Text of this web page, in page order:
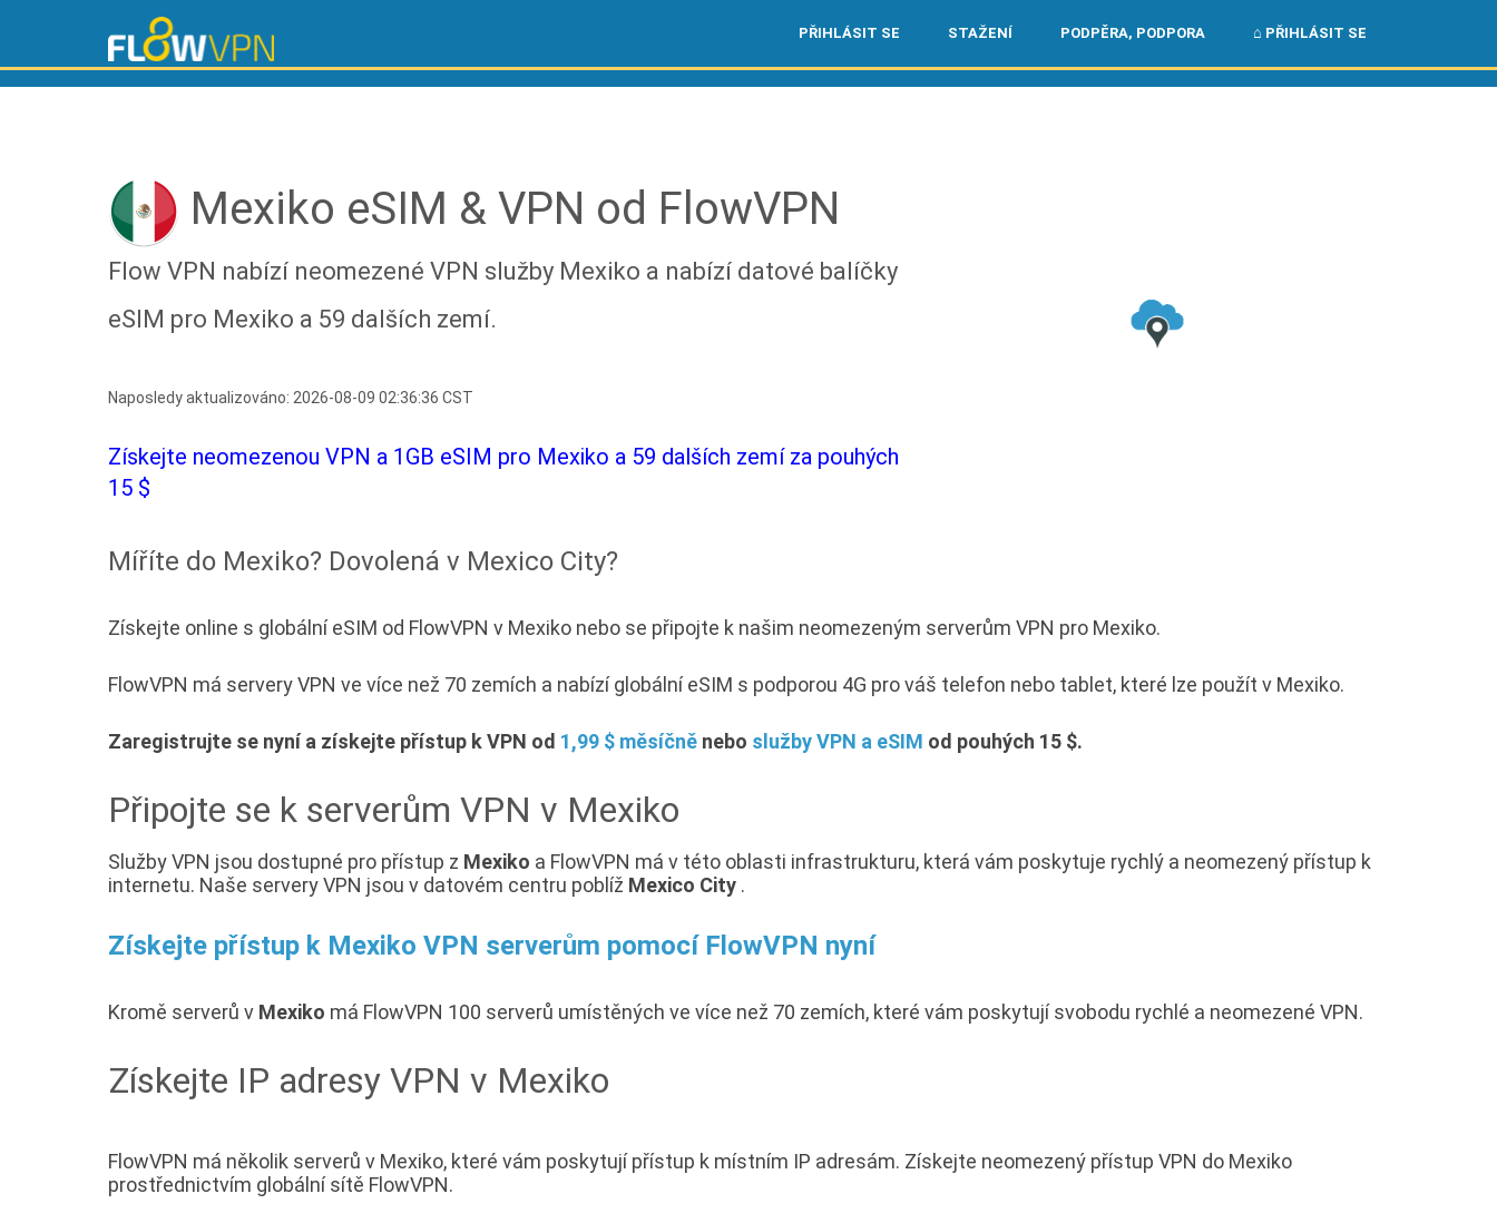
PŘIHLÁSIT SE STAŽENÍ PODPĚRA, PODPORA ⌂ PŘIHLÁSIT SE
Mexiko eSIM & VPN od FlowVPN
Flow VPN nabízí neomezené VPN služby Mexiko a nabízí datové balíčky
eSIM pro Mexiko a 59 dalších zemí.
Naposledy aktualizováno: 2026-08-09 02:36:36 CST
Získejte neomezenou VPN a 1GB eSIM pro Mexiko a 59 dalších zemí za pouhých
15 $
Míříte do Mexiko? Dovolená v Mexico City?
Získejte online s globální eSIM od FlowVPN v Mexiko nebo se připojte k našim neomezeným serverům VPN pro Mexiko.
FlowVPN má servery VPN ve více než 70 zemích a nabízí globální eSIM s podporou 4G pro váš telefon nebo tablet, které lze použít v Mexiko.
Zaregistrujte se nyní a získejte přístup k VPN od 1,99 $ měsíčně nebo služby VPN a eSIM od pouhých 15 $.
Připojte se k serverům VPN v Mexiko
Služby VPN jsou dostupné pro přístup z Mexiko a FlowVPN má v této oblasti infrastrukturu, která vám poskytuje rychlý a neomezený přístup k
internetu. Naše servery VPN jsou v datovém centru poblíž Mexico City .
Získejte přístup k Mexiko VPN serverům pomocí FlowVPN nyní
Kromě serverů v Mexiko má FlowVPN 100 serverů umístěných ve více než 70 zemích, které vám poskytují svobodu rychlé a neomezené VPN.
Získejte IP adresy VPN v Mexiko
FlowVPN má několik serverů v Mexiko, které vám poskytují přístup k místním IP adresám. Získejte neomezený přístup VPN do Mexiko
prostřednictvím globální sítě FlowVPN.